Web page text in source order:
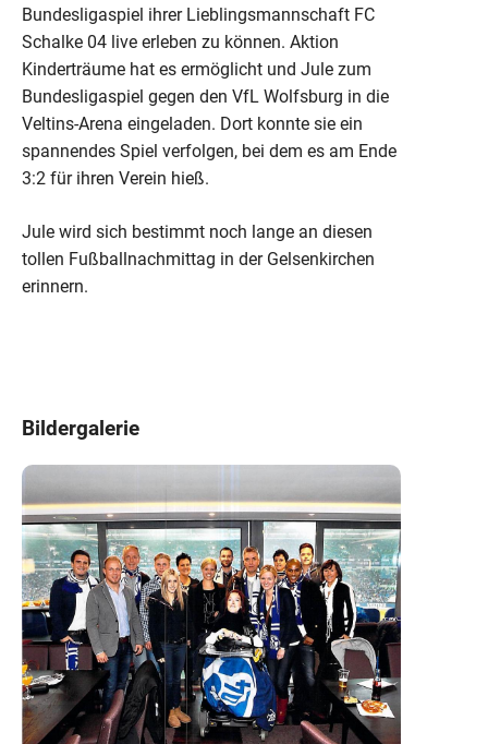
Bundesligaspiel ihrer Lieblingsmannschaft FC
Schalke 04 live erleben zu können. Aktion
Kinderträume hat es ermöglicht und Jule zum
Bundesligaspiel gegen den VfL Wolfsburg in die
Veltins-Arena eingeladen. Dort konnte sie ein
spannendes Spiel verfolgen, bei dem es am Ende
3:2 für ihren Verein hieß.
Jule wird sich bestimmt noch lange an diesen
tollen Fußballnachmittag in der Gelsenkirchen
erinnern.
Bildergalerie